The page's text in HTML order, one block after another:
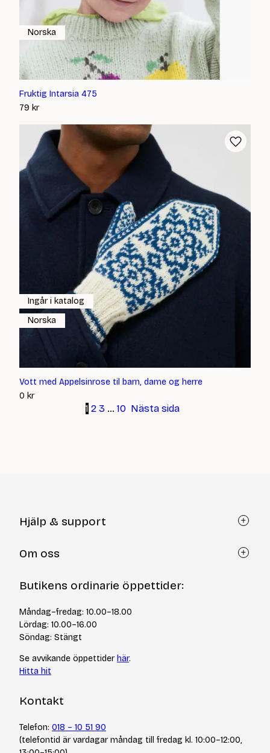
Fruktig Intarsia 475
79 kr
Norska
Vott med Appelsinrose til barn, dame og herre
0 kr
Ingår i katalog
Norska
1 2 3 … 10 Nästa sida
Hjälp & support
Återköp via formulär
Frågor och svar
Cookiepolicy
Integritetspolicy
Om oss
Om Yllotyll
Kurser & events
Tips & tekniker
Varumärken
Jobba hos oss
Butikens ordinarie öppettider:
Måndag–fredag: 10.00–18.00
Lördag: 10.00–16.00
Söndag: Stängt
Se avvikande öppettider här.
Hitta hit
Kontakt
Telefon: 018 – 10 51 90
(telefontid är vardagar måndag till fredag kl. 10:00–12:00,